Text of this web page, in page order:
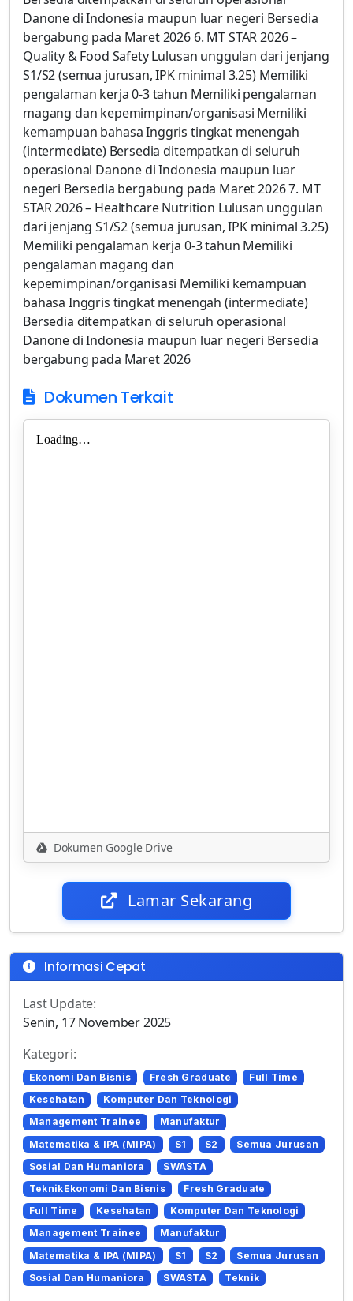
Danone di Indonesia maupun luar negeri Bersedia
bergabung pada Maret 2026 6. MT STAR 2026 –
Quality & Food Safety Lulusan unggulan dari jenjang
S1/S2 (semua jurusan, IPK minimal 3.25) Memiliki
pengalaman kerja 0-3 tahun Memiliki pengalaman
magang dan kepemimpinan/organisasi Memiliki
kemampuan bahasa Inggris tingkat menengah
(intermediate) Bersedia ditempatkan di seluruh
operasional Danone di Indonesia maupun luar
negeri Bersedia bergabung pada Maret 2026 7. MT
STAR 2026 – Healthcare Nutrition Lulusan unggulan
dari jenjang S1/S2 (semua jurusan, IPK minimal 3.25)
Memiliki pengalaman kerja 0-3 tahun Memiliki
pengalaman magang dan
kepemimpinan/organisasi Memiliki kemampuan
bahasa Inggris tingkat menengah (intermediate)
Bersedia ditempatkan di seluruh operasional
Danone di Indonesia maupun luar negeri Bersedia
bergabung pada Maret 2026
Dokumen Terkait
Dokumen Google Drive
Lamar Sekarang
Informasi Cepat
Last Update:
Senin, 17 November 2025
Kategori:
Ekonomi Dan Bisnis Fresh Graduate
Full Time
Kesehatan
Komputer Dan Teknologi
Management Trainee
Manufaktur
Matematika & IPA (MIPA)
S1 S2
Semua Jurusan
Sosial Dan Humaniora
SWASTA
TeknikEkonomi Dan Bisnis
Fresh Graduate
Full Time
Kesehatan
Komputer Dan Teknologi
Management Trainee
Manufaktur
Matematika & IPA (MIPA)
S1 S2
Semua Jurusan
Sosial Dan Humaniora
SWASTA Teknik